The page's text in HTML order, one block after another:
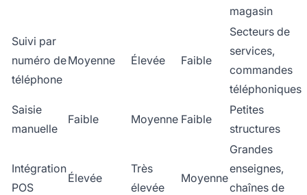
magasin
Suivi par
numéro de
téléphone
Moyenne Élevée Faible
Secteurs de
services,
commandes
téléphoniques
Saisie
manuelle
Faible Moyenne Faible
Petites
structures
Intégration
POS
Élevée
Très
élevée
Moyenne
Grandes
enseignes,
chaînes de